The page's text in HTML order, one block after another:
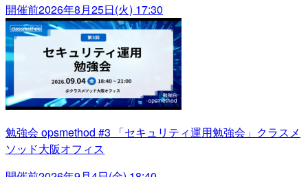
開催前2026年8月25日(火) 17:30
勉強会 opsmethod #3 「セキュリティ運用勉強会」クラスメ
ソッド大阪オフィス